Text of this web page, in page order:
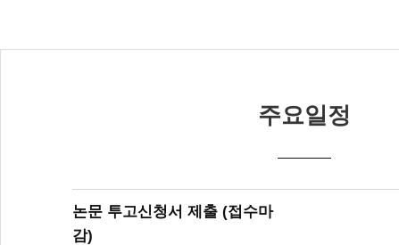
주요일정
논문 투고신청서 제출 (접수마
감)